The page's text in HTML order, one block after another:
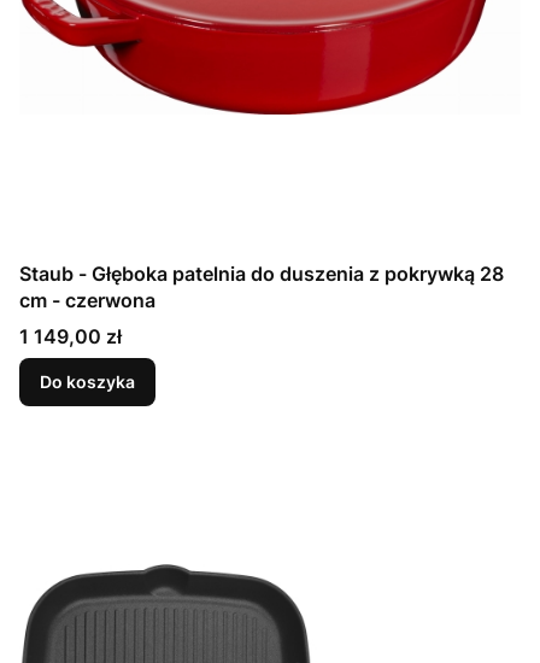
Staub - Głęboka patelnia do duszenia z pokrywką 28
cm - czerwona
Cena
1 149,00 zł
Do koszyka